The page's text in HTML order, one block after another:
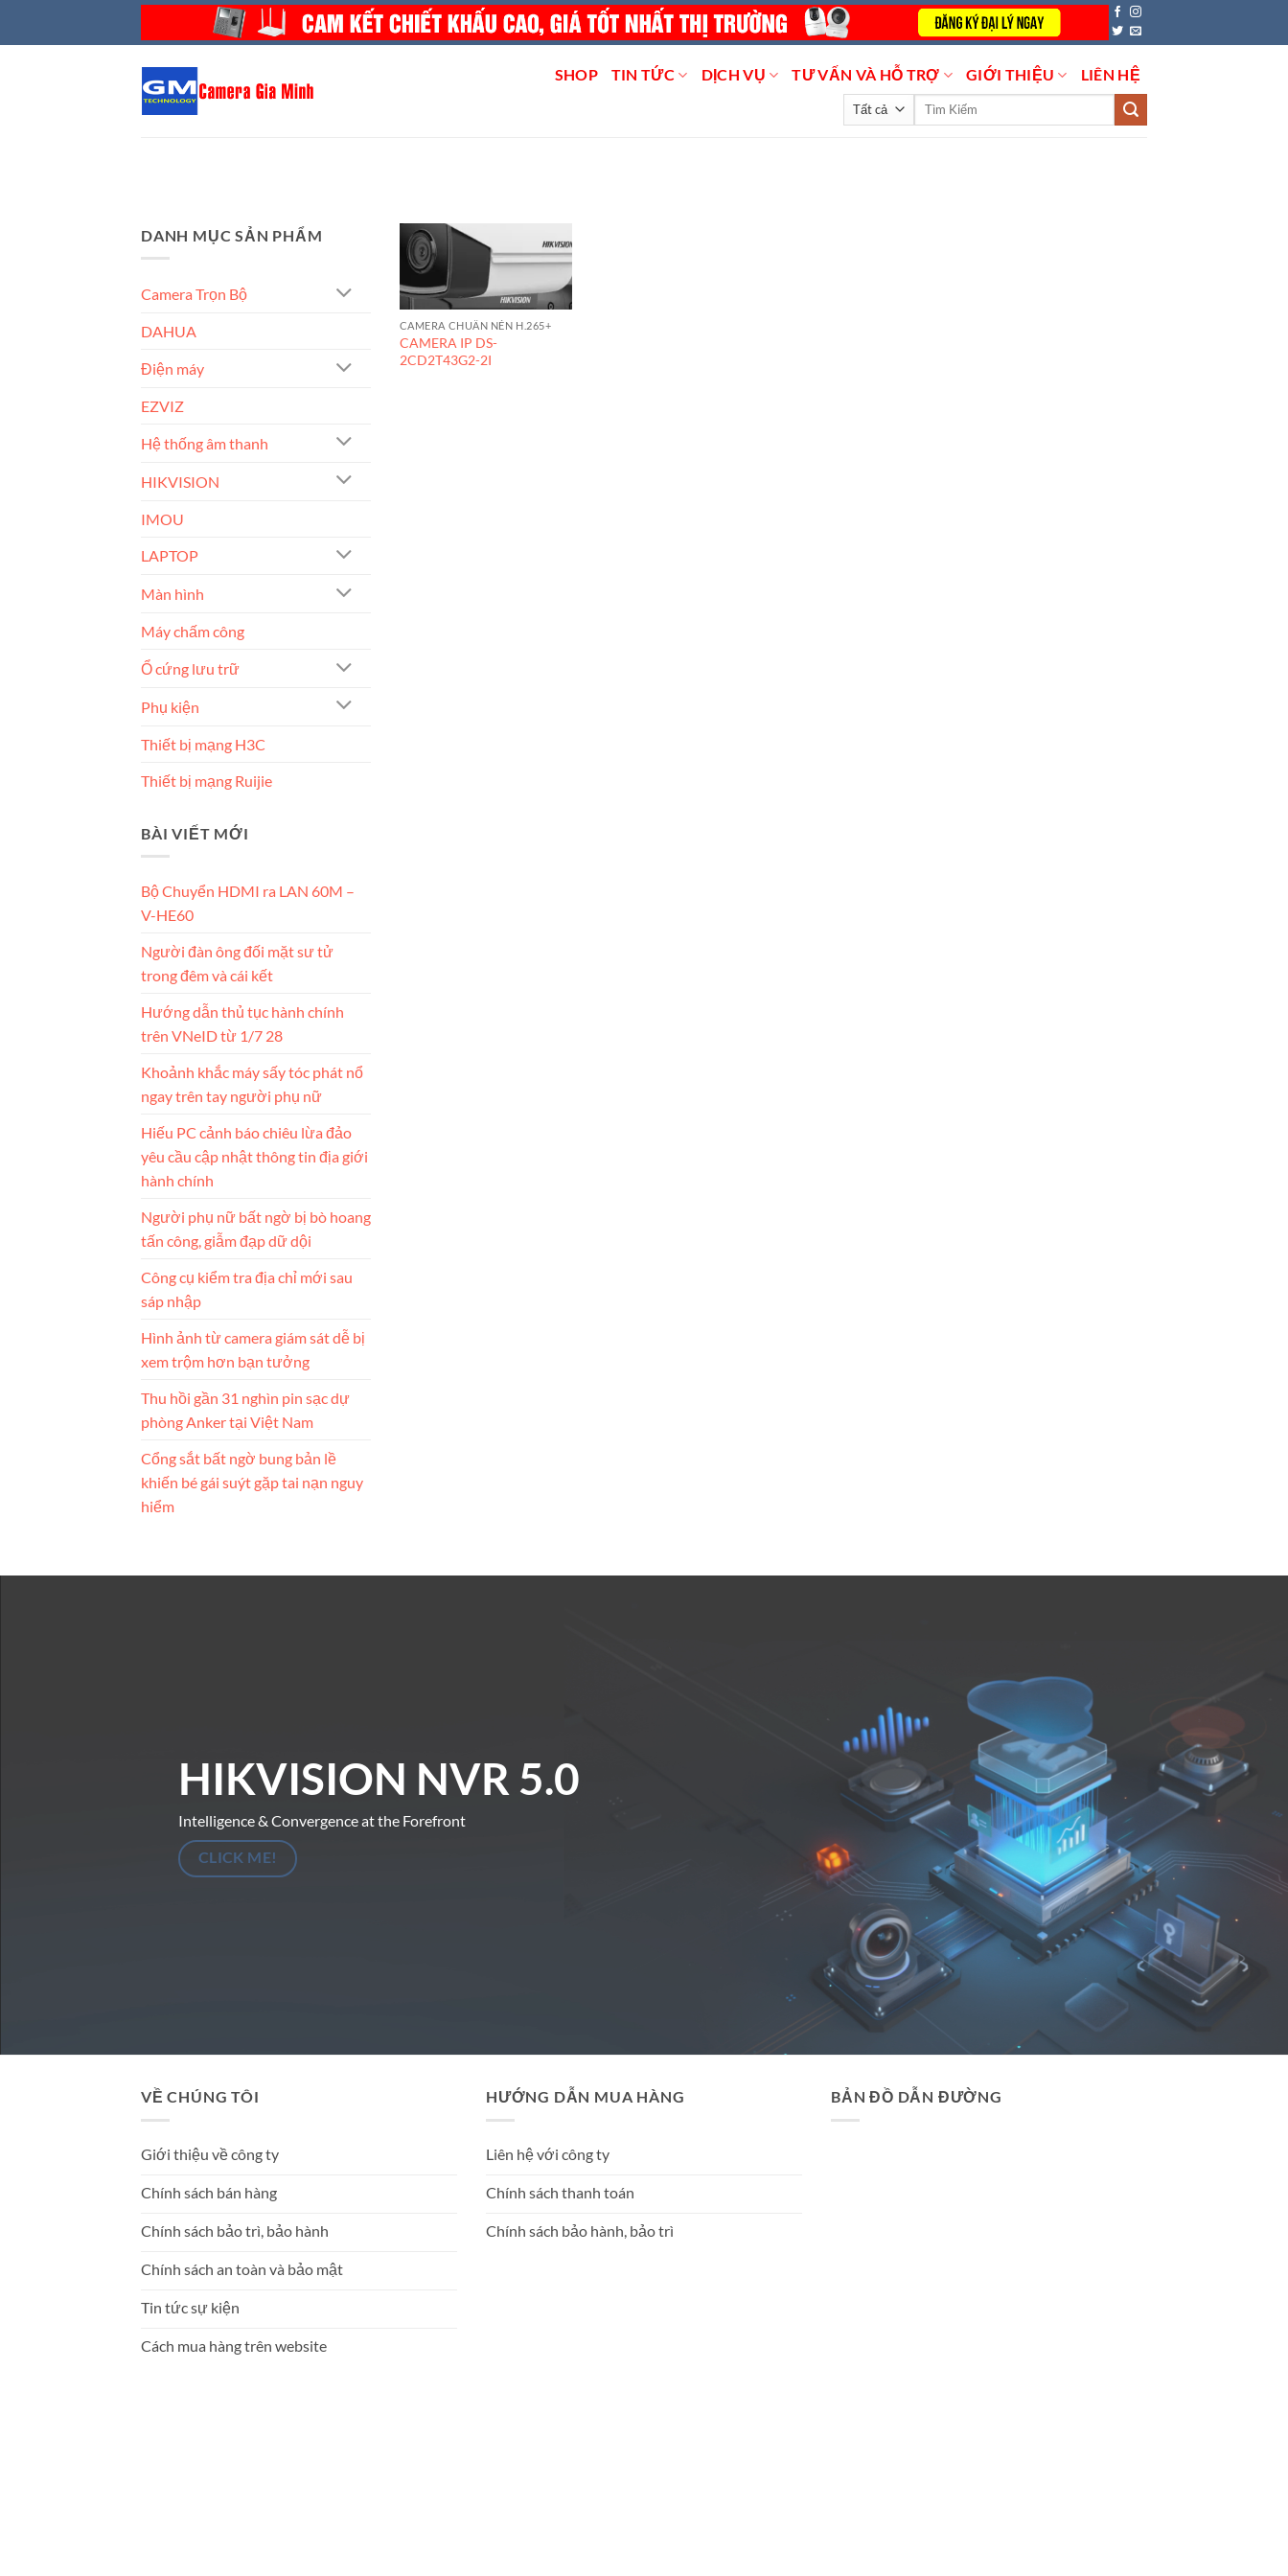
SHOP TIN TỨC DỊCH VỤ TƯ VẤN VÀ HỖ TRỢ GIỚI THIỆU LIÊN HỆ
Tìm
DANH MỤC SẢN PHẨM
Camera Trọn Bộ
DAHUA
Điện máy
EZVIZ
Hệ thống âm thanh
HIKVISION
IMOU
LAPTOP
Màn hình
Máy chấm công
Ổ cứng lưu trữ
Phụ kiện
Thiết bị mạng H3C
Thiết bị mạng Ruijie
BÀI VIẾT MỚI
Bộ Chuyển HDMI ra LAN 60M –
V-HE60
Người đàn ông đối mặt sư tử
trong đêm và cái kết
Hướng dẫn thủ tục hành chính
trên VNeID từ 1/7 28
Khoảnh khắc máy sấy tóc phát nổ
ngay trên tay người phụ nữ
Hiếu PC cảnh báo chiêu lừa đảo
yêu cầu cập nhật thông tin địa giới
hành chính
Người phụ nữ bất ngờ bị bò hoang
tấn công, giẫm đạp dữ dội
Công cụ kiểm tra địa chỉ mới sau
sáp nhập
Hình ảnh từ camera giám sát dễ bị
xem trộm hơn bạn tưởng
Thu hồi gần 31 nghìn pin sạc dự
phòng Anker tại Việt Nam
Cổng sắt bất ngờ bung bản lề
khiến bé gái suýt gặp tai nạn nguy
hiểm
CAMERA CHUẨN NÉN H.265+
CAMERA IP DS-
2CD2T43G2-2I
HIKVISION NVR 5.0
Intelligence & Convergence at the Forefront
CLICK ME!
VỀ CHÚNG TÔI
Giới thiệu về công ty
Chính sách bán hàng
Chính sách bảo trì, bảo hành
Chính sách an toàn và bảo mật
Tin tức sự kiện
Cách mua hàng trên website
HƯỚNG DẪN MUA HÀNG
Liên hệ với công ty
Chính sách thanh toán
Chính sách bảo hành, bảo trì
BẢN ĐỒ DẪN ĐƯỜNG